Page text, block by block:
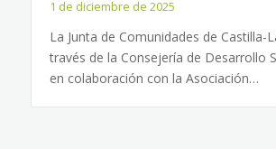
1 de diciembre de 2025
La Junta de Comunidades de Castilla-
través de la Consejería de Desarrollo
en colaboración con la Asociación…